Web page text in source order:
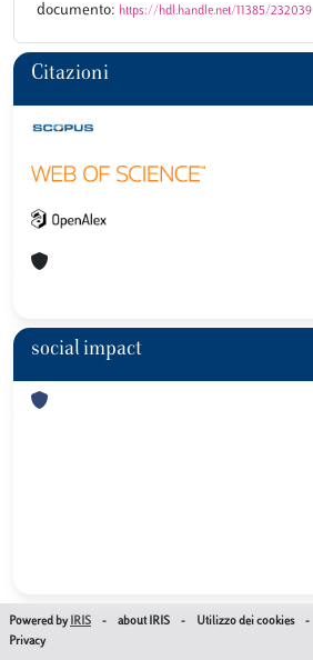
documento: https://hdl.handle.net/11385/232039
Citazioni
social impact
Powered by IRIS - about IRIS - Utilizzo dei cookies
-
Privacy